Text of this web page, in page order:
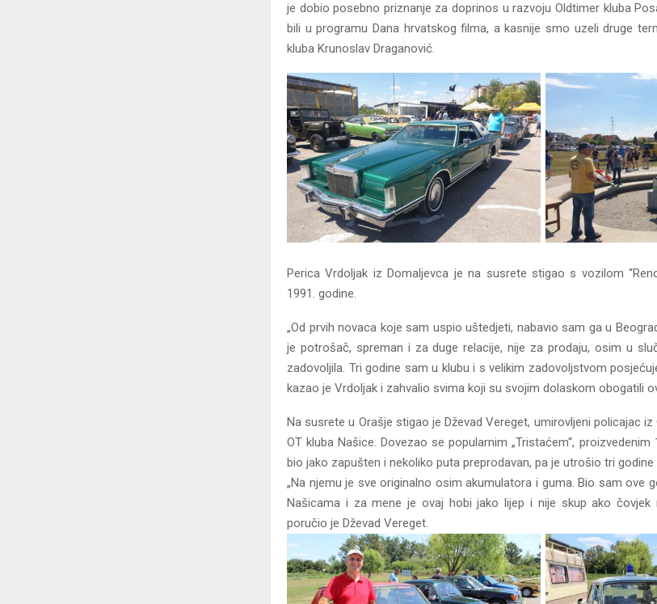
je dobio posebno priznanje za doprinos u razvoju Oldtimer kluba
bili u programu Dana hrvatskog filma, a kasnije smo uzeli druge
kluba Krunoslav Draganović.
Perica Vrdoljak iz Domaljevca je na susrete stigao s vozilom
1991. godine.
„Od prvih novaca koje sam uspio uštedjeti, nabavio sam ga u
je potrošač, spreman i za duge relacije, nije za prodaju, osim u
zadovoljila. Tri godine sam u klubu i s velikim zadovoljstvom
kazao je Vrdoljak i zahvalio svima koji su svojim dolaskom obogatili
Na susrete u Orašje stigao je Dževad Vereget, umirovljeni policajac iz
OT kluba Našice. Dovezao se popularnim „Tristaćem“,
bio jako zapušten i nekoliko puta preprodavan, pa je utrošio tri
„Na njemu je sve originalno osim akumulatora i guma. Bio sam ove
Našicama i za mene je ovaj hobi jako lijep i nije skup ako čovjek
poručio je Dževad Vereget.